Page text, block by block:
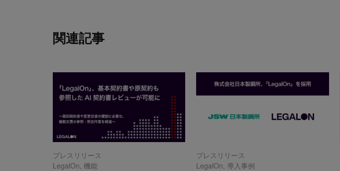
関連記事
プレスリリース
LegalOn 機能
プレスリリース
LegalOn 導入事例